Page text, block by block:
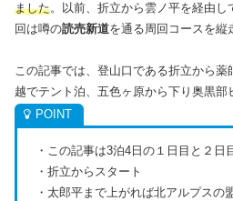
ました。以前、折立から雲ノ平を経由
回は噂の読売新道を通る周回コースを縦
この記事では、登山口である折立から
越でテント泊、五色ヶ原から下り奥黒部
・この記事は3泊4日の１日目と２日
・折立からスタート
・太郎平まで上がれば北アルプスの